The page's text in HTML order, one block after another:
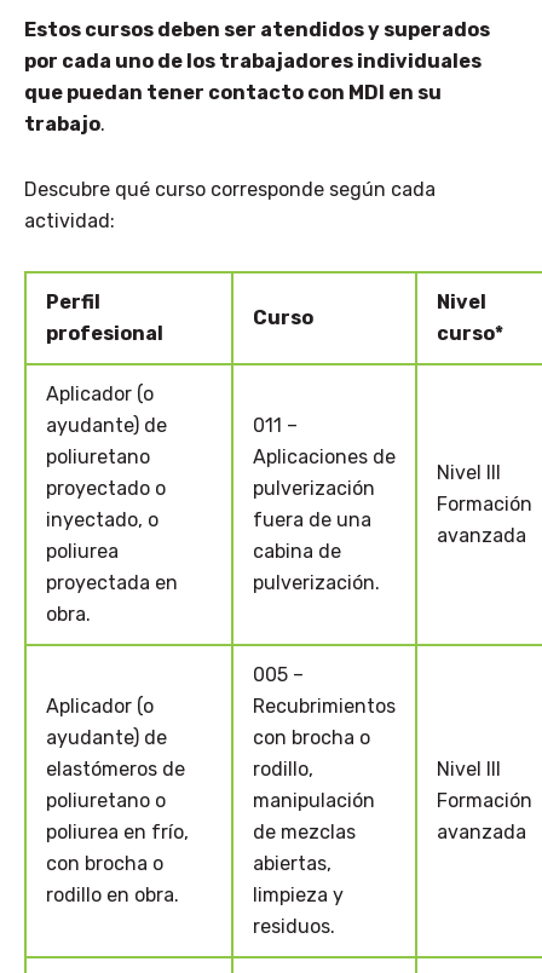
Estos cursos deben ser atendidos y superados
por cada uno de los trabajadores individuales
que puedan tener contacto con MDI en su
trabajo.
Descubre qué curso corresponde según cada
actividad:
Perfil
profesional
Curso
Nivel
curso*
Aplicador (o
ayudante) de
poliuretano
proyectado o
inyectado, o
poliurea
proyectada en
obra.
011 –
Aplicaciones de
pulverización
fuera de una
cabina de
pulverización.
Nivel III
Formación
avanzada
Aplicador (o
ayudante) de
elastómeros de
poliuretano o
poliurea en frío,
con brocha o
rodillo en obra.
005 –
Recubrimientos
con brocha o
rodillo,
manipulación
de mezclas
abiertas,
limpieza y
residuos.
Nivel III
Formación
avanzada